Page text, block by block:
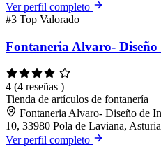
Ver perfil completo
#3 Top Valorado
Fontaneria Alvaro-
4 (4 reseñas )
Tienda de artículos de fontanería
Fontaneria Alvaro- Diseño de
10, 33980 Pola de Laviana,
Ver perfil completo